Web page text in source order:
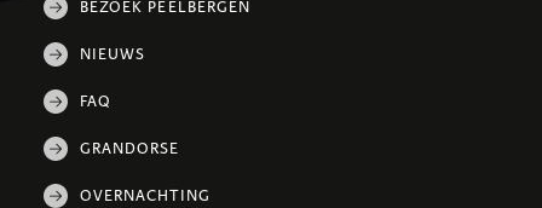
BEZOEK PEELBERGEN
NIEUWS
FAQ
GRANDORSE
OVERNACHTING